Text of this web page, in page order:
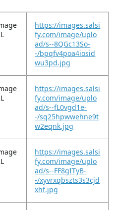
https://images.salsi
fy.com/image/uplo
ad/s--8QGc13So-
-/bpqfv4poa4iosid
wu3pd.jpg
https://images.salsi
fy.com/image/uplo
ad/s--fL0vgd1e-
-/sq25hpwwehne9t
w2eqnk.jpg
https://images.salsi
fy.com/image/uplo
ad/s--FF8gITyB-
-/xyvrxqbszts3s3cjd
xhf.jpg